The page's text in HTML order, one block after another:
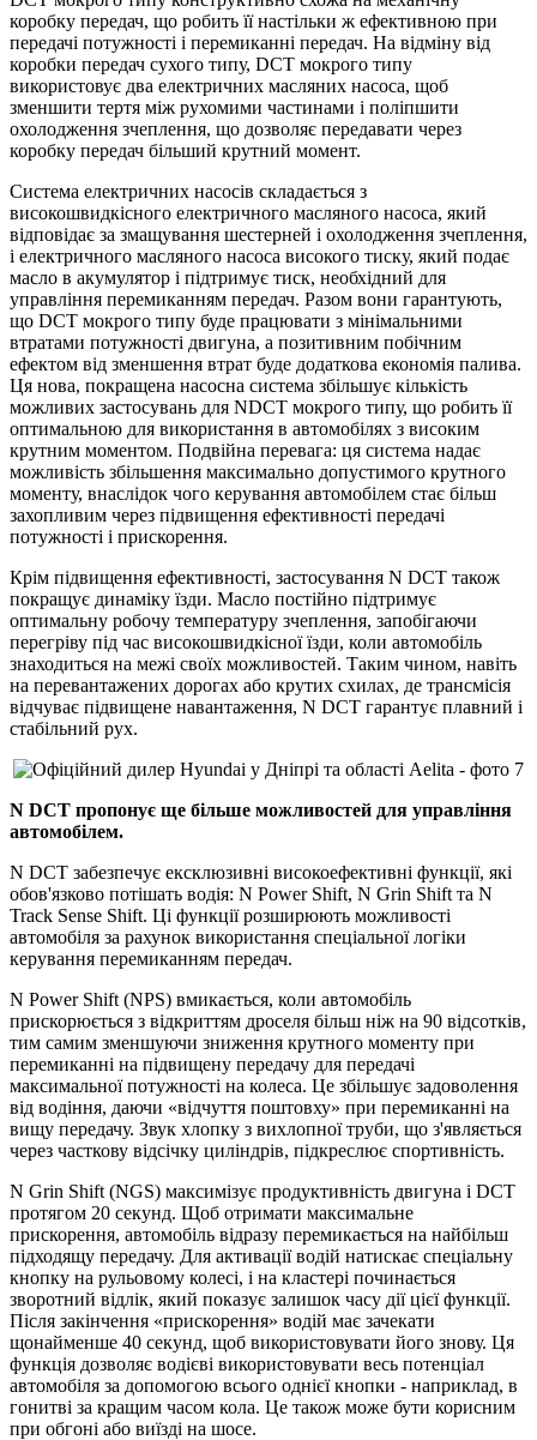
коробку передач, що робить її настільки ж ефективною при
передачі потужності і перемиканні передач. На відміну від
коробки передач сухого типу, DCT мокрого типу
використовує два електричних масляних насоса, щоб
зменшити тертя між рухомими частинами і поліпшити
охолодження зчеплення, що дозволяє передавати через
коробку передач більший крутний момент.
Система електричних насосів складається з
високошвидкісного електричного масляного насоса, який
відповідає за змащування шестерней і охолодження зчеплення,
і електричного масляного насоса високого тиску, який подає
масло в акумулятор і підтримує тиск, необхідний для
управління перемиканням передач. Разом вони гарантують,
що DCT мокрого типу буде працювати з мінімальними
втратами потужності двигуна, а позитивним побічним
ефектом від зменшення втрат буде додаткова економія палива.
Ця нова, покращена насосна система збільшує кількість
можливих застосувань для NDCT мокрого типу, що робить її
оптимальною для використання в автомобілях з високим
крутним моментом. Подвійна перевага: ця система надає
можливість збільшення максимально допустимого крутного
моменту, внаслідок чого керування автомобілем стає більш
захопливим через підвищення ефективності передачі
потужності і прискорення.
Крім підвищення ефективності, застосування N DCT також
покращує динаміку їзди. Масло постійно підтримує
оптимальну робочу температуру зчеплення, запобігаючи
перегріву під час високошвидкісної їзди, коли автомобіль
знаходиться на межі своїх можливостей. Таким чином, навіть
на перевантажених дорогах або крутих схилах, де трансмісія
відчуває підвищене навантаження, N DCT гарантує плавний і
стабільний рух.
N DCT пропонує ще більше можливостей для управління
автомобілем.
N DCT забезпечує ексклюзивні високоефективні функції, які
обов'язково потішать водія: N Power Shift, N Grin Shift та N
Track Sense Shift. Ці функції розширюють можливості
автомобіля за рахунок використання спеціальної логіки
керування перемиканням передач.
N Power Shift (NPS) вмикається, коли автомобіль
прискорюється з відкриттям дроселя більш ніж на 90 відсотків,
тим самим зменшуючи зниження крутного моменту при
перемиканні на підвищену передачу для передачі
максимальної потужності на колеса. Це збільшує задоволення
від водіння, даючи «відчуття поштовху» при перемиканні на
вищу передачу. Звук хлопку з вихлопної труби, що з'являється
через часткову відсічку циліндрів, підкреслює спортивність.
N Grin Shift (NGS) максимізує продуктивність двигуна і DCT
протягом 20 секунд. Щоб отримати максимальне
прискорення, автомобіль відразу перемикається на найбільш
підходящу передачу. Для активації водій натискає спеціальну
кнопку на рульовому колесі, і на кластері починається
зворотний відлік, який показує залишок часу дії цієї функції.
Після закінчення «прискорення» водій має зачекати
щонайменше 40 секунд, щоб використовувати його знову. Ця
функція дозволяє водієві використовувати весь потенціал
автомобіля за допомогою всього однієї кнопки - наприклад, в
гонитві за кращим часом кола. Це також може бути корисним
при обгоні або виїзді на шосе.